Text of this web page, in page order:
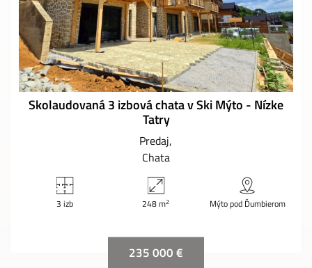
Skolaudovaná 3 izbová chata v Ski Mýto - Nízke
Tatry
Predaj
Chata
3 izb 248 m2 Mýto pod Ďumbierom
235 000 €